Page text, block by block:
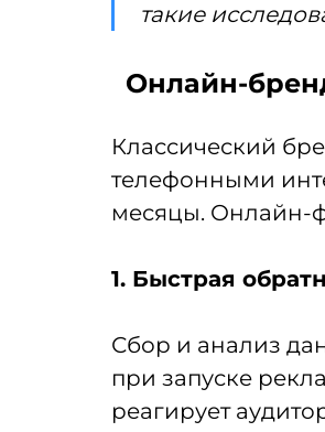
такие
Онлайн-
Классический
телефонными
месяцы. Онлайн-
1. Быстрая
Сбор и анализ
при запуске
реагирует